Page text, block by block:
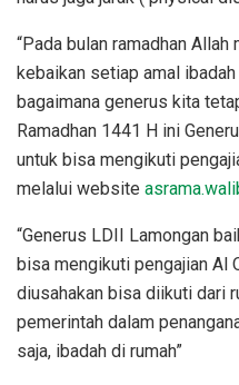
“Pada bulan ramadhan
kebaikan setiap amal
bagaimana generus kita
Ramadhan 1441 H ini
untuk bisa mengikuti
melalui website
“Generus LDII Lamongan
bisa mengikuti pengajian Al
diusahakan bisa diikuti dari
pemerintah dalam
saja, ibadah di rumah”